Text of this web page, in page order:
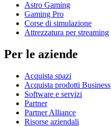
Astro Gaming
Gaming Pro
Corse di simulazione
Attrezzatura per streaming
Per le aziende
Acquista spazi
Acquista prodotti Business
Software e servizi
Partner
Partner Alliance
Risorse aziendali